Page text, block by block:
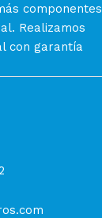
componentes
Realizamos
con garantía